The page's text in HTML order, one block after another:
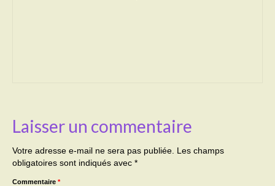
Laisser un commentaire
Votre adresse e-mail ne sera pas publiée. Les champs
obligatoires sont indiqués avec *
Commentaire *